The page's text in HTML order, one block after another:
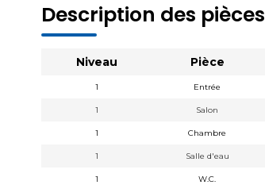
Description des pièces
Niveau Pièce
1 Entrée
1 Salon
1 Chambre
1 Salle d'eau
1 W.C.